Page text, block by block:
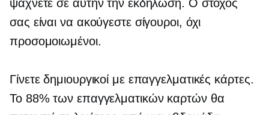
ψάχνετε σε αυτήν την εκδήλωση. Ο στόχος
σας είναι να ακούγεστε σίγουροι, όχι
προσομοιωμένοι.
Γίνετε δημιουργικοί με επαγγελματικές κάρτες.
Το 88% των επαγγελματικών καρτών θα